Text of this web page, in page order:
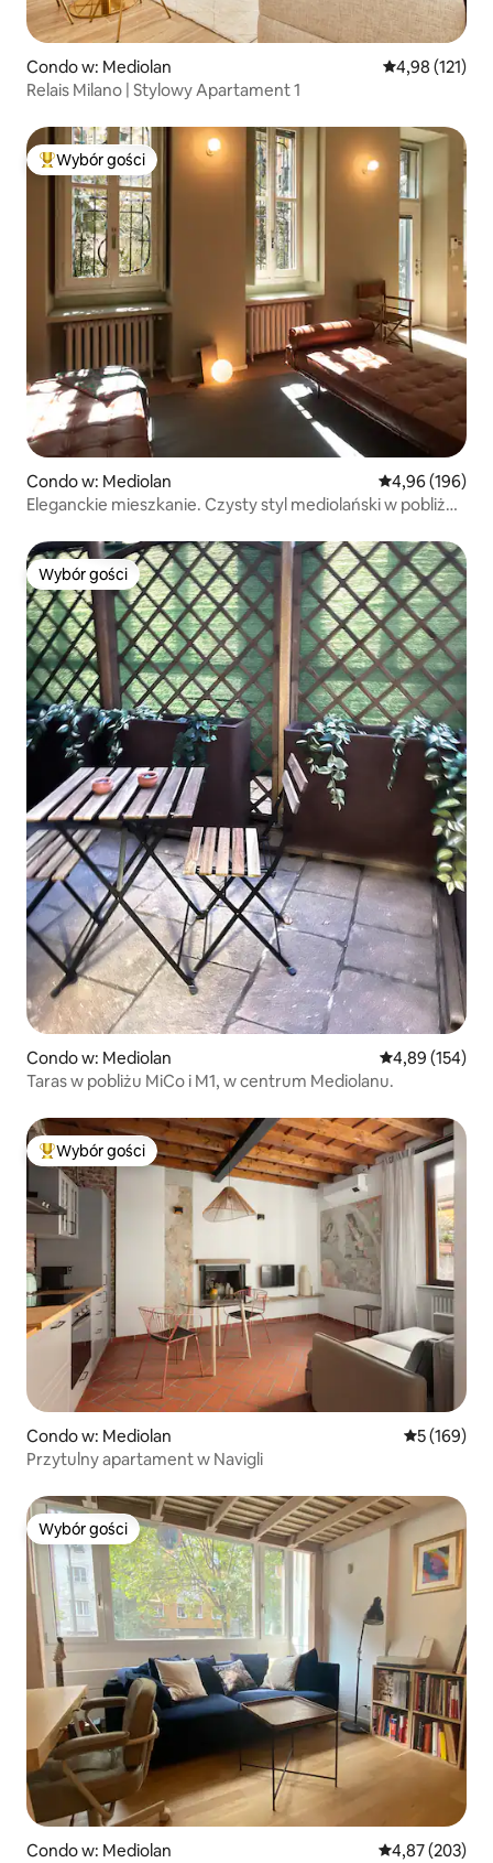
Condo w: Mediolan Średnia
4,98 (121)
Relais Milano | Stylowy Apartament 1
Najpopularniejsze z kategorii Wybór gości
Wybór gości
Condo w: Mediolan Średnia
4,96 (196)
Eleganckie mieszkanie. Czysty styl mediolański w pobliżu
Wybór gości
Wybór gości
Condo w: Mediolan Średnia
4,89 (154)
Taras w pobliżu MiCo i M1, w centrum Mediolanu.
Najpopularniejsze z kategorii Wybór gości
Wybór gości
Condo w: Mediolan Średnia
5 (169)
Przytulny apartament w Navigli
Wybór gości
Wybór gości
Condo w: Mediolan Średnia
4,87 (203)